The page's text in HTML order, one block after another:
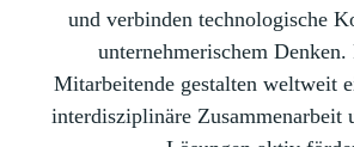
und verbinden technologische
unternehmerischem Denken.
Mitarbeitende gestalten weltweit
interdisziplinäre Zusammenarbeit